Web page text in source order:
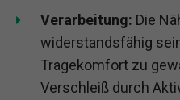
Verarbeitung: Die
widerstandsfähig
Tragekomfort zu
Verschleiß durch